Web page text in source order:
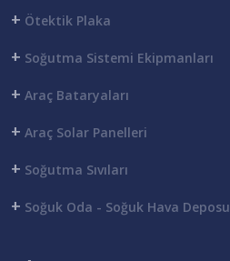
+ Ötektik Plaka
+ Soğutma Sistemi Ekipmanları
+ Araç Bataryaları
+ Araç Solar Panelleri
+ Soğutma Sıvıları
+ Soğuk Oda - Soğuk Hava Deposu